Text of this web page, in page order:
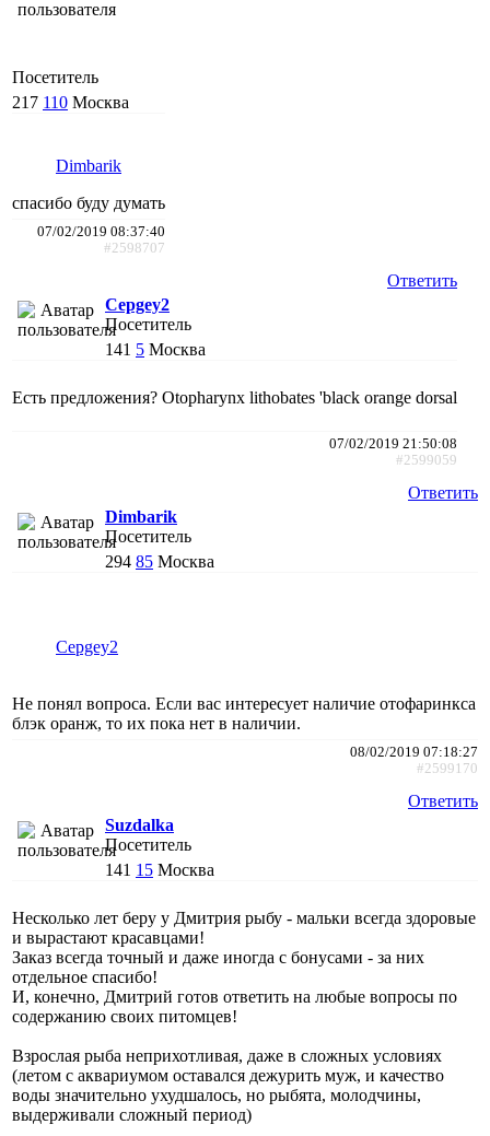
Посетитель
217 110 Москва
Dimbarik
спасибо буду думать
07/02/2019 08:37:40
#2598707
Ответить
Cepgey2
Посетитель
141 5 Москва
Есть предложения? Otopharynx lithobates 'black orange dorsal
07/02/2019 21:50:08
#2599059
Ответить
Dimbarik
Посетитель
294 85 Москва
Cepgey2
Не понял вопроса. Если вас интересует наличие отофаринкса
блэк оранж, то их пока нет в наличии.
08/02/2019 07:18:27
#2599170
Ответить
Suzdalka
Посетитель
141 15 Москва
Несколько лет беру у Дмитрия рыбу - мальки всегда здоровые
и вырастают красавцами!
Заказ всегда точный и даже иногда с бонусами - за них
отдельное спасибо!
И, конечно, Дмитрий готов ответить на любые вопросы по
содержанию своих питомцев!
Взрослая рыба неприхотливая, даже в сложных условиях
(летом с аквариумом оставался дежурить муж, и качество
воды значительно ухудшалось, но рыбята, молодчины,
выдерживали сложный период)